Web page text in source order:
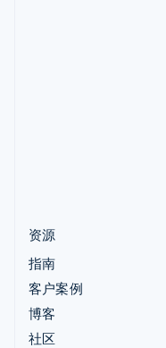
资源
指南
客户案例
博客
社区